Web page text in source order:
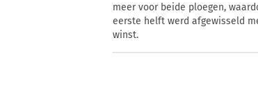
meer voor beide ploegen,
eerste helft werd afgewisseld
winst.